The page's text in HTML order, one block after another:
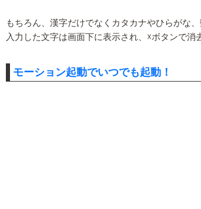
もちろん、漢字だけでなくカタカナやひらがな
入力した文字は画面下に表示され、☓ボタンで消
モーション起動でいつでも起動！